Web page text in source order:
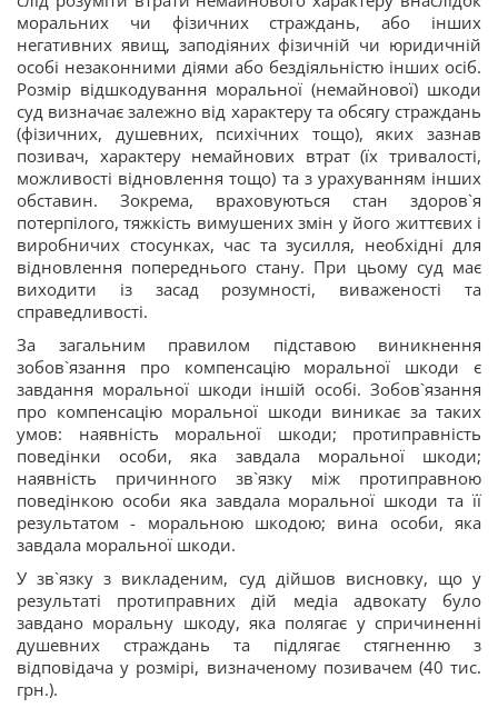
моральних чи фізичних страждань, або інших
негативних явищ, заподіяних фізичній чи юридичній
особі незаконними діями або бездіяльністю інших осіб.
Розмір відшкодування моральної (немайнової) шкоди
суд визначає залежно від характеру та обсягу страждань
(фізичних, душевних, психічних тощо), яких зазнав
позивач, характеру немайнових втрат (їх тривалості,
можливості відновлення тощо) та з урахуванням інших
обставин. Зокрема, враховуються стан здоров`я
потерпілого, тяжкість вимушених змін у його життєвих і
виробничих стосунках, час та зусилля, необхідні для
відновлення попереднього стану. При цьому суд має
виходити із засад розумності, виваженості та
справедливості.
За загальним правилом підставою виникнення
зобов`язання про компенсацію моральної шкоди є
завдання моральної шкоди іншій особі. Зобов`язання
про компенсацію моральної шкоди виникає за таких
умов: наявність моральної шкоди; протиправність
поведінки особи, яка завдала моральної шкоди;
наявність причинного зв`язку між протиправною
поведінкою особи яка завдала моральної шкоди та її
результатом - моральною шкодою; вина особи, яка
завдала моральної шкоди.
У зв`язку з викладеним, суд дійшов висновку, що у
результаті протиправних дій медіа адвокату було
завдано моральну шкоду, яка полягає у спричиненні
душевних страждань та підлягає стягненню з
відповідача у розмірі, визначеному позивачем (40 тис.
грн.).